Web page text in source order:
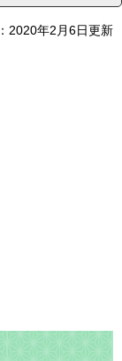
2020年2月6日更新